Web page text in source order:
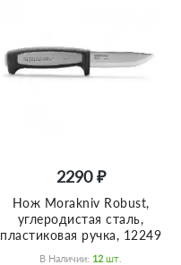
2290 ₽
Нож Morakniv Robust,
углеродистая сталь,
пластиковая ручка, 12249
В Наличии: 12 Шт.